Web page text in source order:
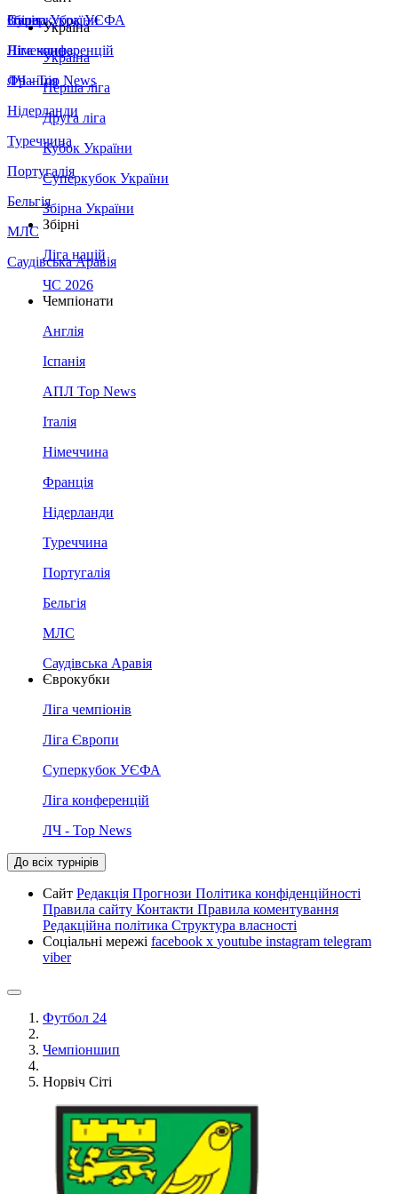
Збірна України
Італія
Німеччина
Франція
Нідерланди
Туреччина
Португалія
Бельгія
МЛС
Саудівська Аравія
Суперкубок УЄФА
Ліга конференцій
ЛЧ - Top News
Україна
Україна
Перша ліга
Друга ліга
Кубок України
Суперкубок України
Збірна України
Збірні
Ліга націй
ЧС 2026
Чемпіонати
Англія
Іспанія
АПЛ Top News
Італія
Німеччина
Франція
Нідерланди
Туреччина
Португалія
Бельгія
МЛС
Саудівська Аравія
Єврокубки
Ліга чемпіонів
Ліга Європи
Суперкубок УЄФА
Ліга конференцій
ЛЧ - Top News
До всіх турнірів
Сайт Редакція Прогнози Політика конфіденційності
Правила сайту Контакти Правила коментування
Редакційна політика Структура власності
Соціальні мережі facebook x youtube instagram telegram
viber
Футбол 24
Чемпіоншип
Норвіч Сіті